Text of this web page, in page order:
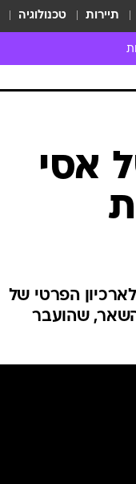
תיירות טכנולוגיה
- ואזהרה
אסי
הפרטי של
השאר, שהועבר